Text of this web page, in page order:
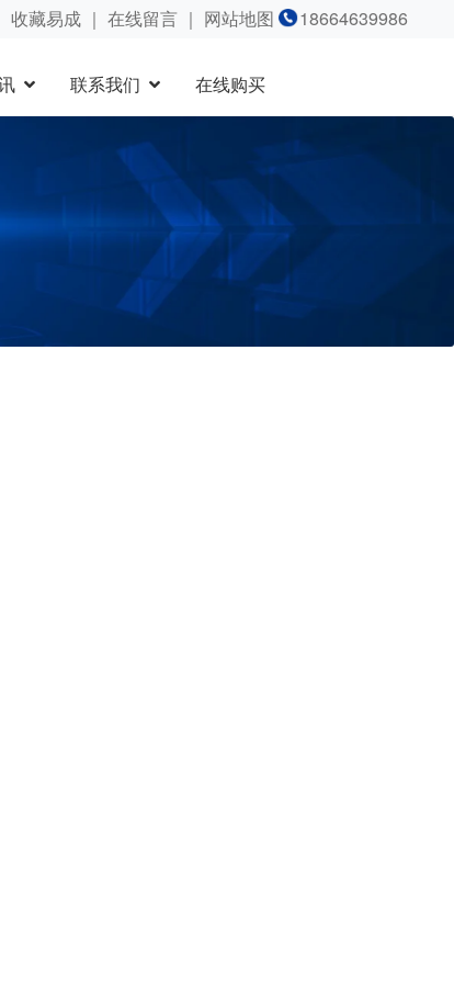
收藏易成｜ 在线留言｜ 网站地图 18664639986
联系我们 在线购买